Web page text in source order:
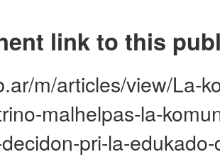
link to this
m/articles/view/La-
malhelpas-la-
pri-la-